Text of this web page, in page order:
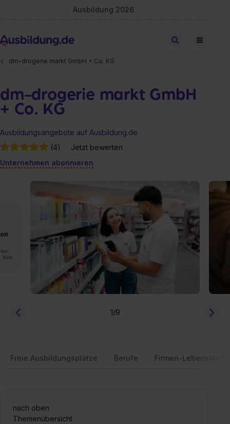
Ausbildung 2026
Stellen finden
dm-drogerie markt GmbH + Co. KG
dm-drogerie markt GmbH
+ Co. KG
Ausbildungsangebote auf Ausbildung.de
(4)
Jetzt bewerten
Unternehmen abonnieren
Mehr
1/9
Freie Ausbildungsplätze Berufe Firmen-Lebenslauf
nach oben
Themenübersicht